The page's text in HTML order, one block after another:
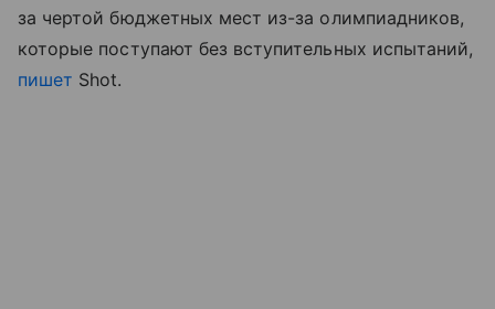
за чертой бюджетных мест из-за олимпиадников,
которые поступают без вступительных испытаний,
пишет Shot.